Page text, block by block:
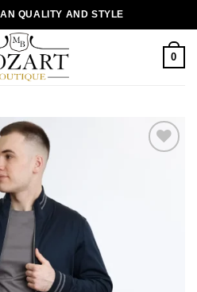
QUALITY AND STYLE
0